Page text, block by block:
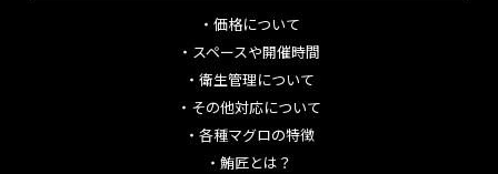
・ 価格について
・ スペースや開催時間
・ 衛生管理について
・ その他対応について
・ 各種マグロの特徴
・ 鮪匠とは？